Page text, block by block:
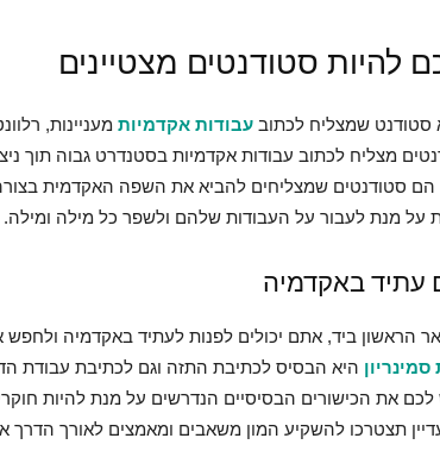
להיות סטודנטים מצטיינים
סטודנט שמצליח לכתוב עבודות אקדמיות מעניינות,
מצליח לכתוב עבודות אקדמיות בסטנדרט גבוה תוך
סטודנטים שמצליחים להביא את השפה האקדמית
על מנת לעבור על העבודות שלהם ולשפר כל מילה ומילה.
עתיד באקדמיה
הראשון ביד, אתם יכולים לפנות לעתיד באקדמיה
היא הבסיס לכתיבת התזה וגם לכתיבת עבודת
את הכישורים הבסיסיים הנדרשים על מנת להיות
תצטרכו להשקיע המון משאבים ומאמצים לאורך הדרך